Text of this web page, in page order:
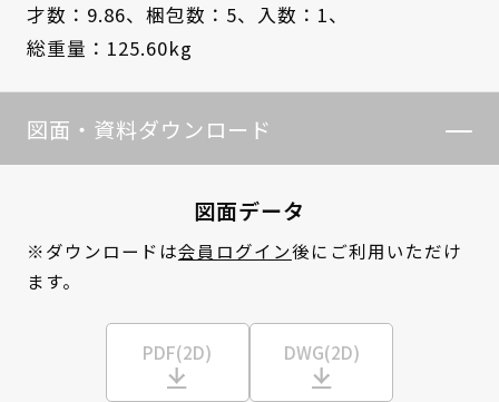
才数：9.86、 梱包数：5、 入数：1、
総重量：125.60kg
図面・資料ダウンロード
図面データ
※ダウンロードは会員ログイン後にご利用いただけ
ます。
PDF(2D) DWG(2D)